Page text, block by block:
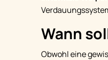
Wann
Obwohl eine